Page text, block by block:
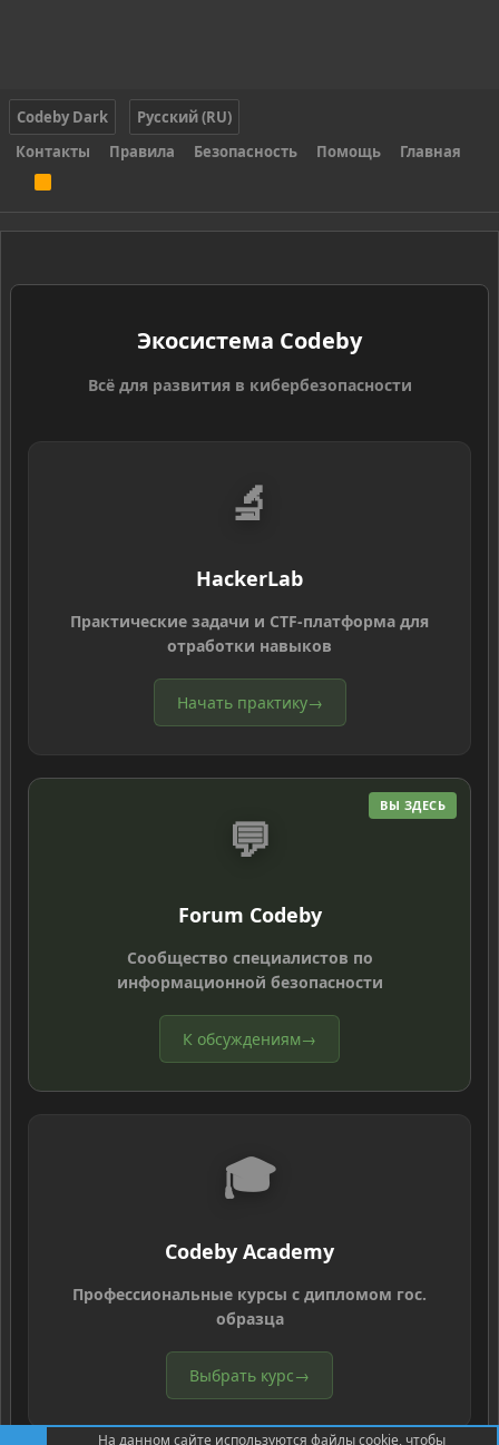
Codeby Dark
Русский (RU)
Контакты
Правила Безопасность Помощь Главная
S
Экосистема Codeby
Всё для развития в кибербезопасности
🔬
HackerLab
Практические задачи и CTF-платформа для
отработки навыков
Начать практику→
ВЫ ЗДЕСЬ
💬
Forum Codeby
Сообщество специалистов по
информационной безопасности
К обсуждениям→
🎓
Codeby Academy
Профессиональные курсы с дипломом гос.
образца
Выбрать курс→
На данном сайте используются файлы cookie, чтобы